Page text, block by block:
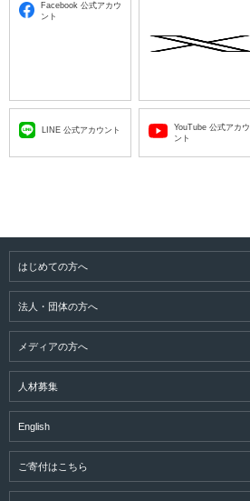
Facebook 公式アカウ
ント
LINE 公式アカウント
YouTube 公式アカウ
ント
はじめての方へ
法人・団体の方へ
メディアの方へ
人材募集
English
ご寄付はこちら